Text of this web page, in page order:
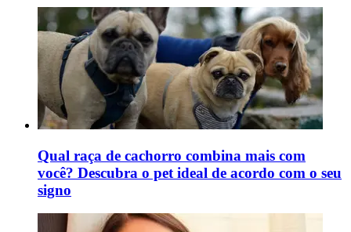
Qual raça de cachorro combina mais com
você? Descubra o pet ideal de acordo com o seu
signo